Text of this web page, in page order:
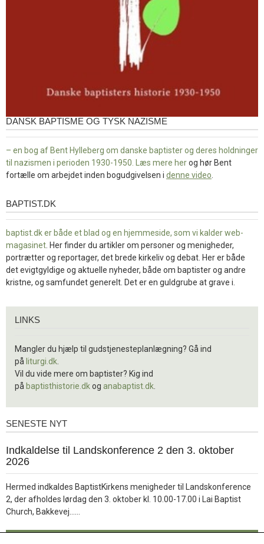
DANSK BAPTISME OG TYSK NAZISME
– en bog af Bent Hylleberg om danske baptister og deres holdninger
til nazismen i perioden 1930-1950. Læs mere herog hør Bent
fortælle om arbejdet inden bogudgivelsen i denne video
baptist.dk
BAPTIST.DK
baptist.dk er både et blad og en hjemmeside, som vi kalder web-
magasinet . Her finder du artikler om personer og menigheder,
portrætter og reportager, det brede kirkeliv og debat. Her er både
det evigtgyldige og aktuelle nyheder, både om baptister og andre
kristne, og samfundet generelt. Det er en guldgrube at grave i.
LINKS
Mangler du hjælp til gudstjenesteplanlægning? Gå ind
på liturgi.dk
Vil du vide mere om baptister? Kig ind
på baptisthistorie.dkog anabaptist.dk
Seneste
SENESTE NYT
1.
jul.
Indkaldelse til Landskonference 2 den 3. oktober
2026
Hermed indkaldes BaptistKirkens menigheder til Landskonference
2, der afholdes lørdag den 3. oktober kl. 10.00-17.00 i Lai Baptist
Church, Bakkevej……